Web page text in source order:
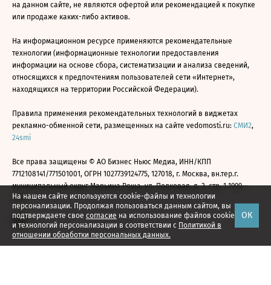
На нашем сайте используются cookie-файлы и технологии
персонализации. Продолжая пользоваться данным сайтом, вы
подтверждаете свое согласие на использование файлов cookie
и технологий персонализации в соответствии с Политикой в
отношении обработки персональных данных.
ОК
на данном сайте, не являются офертой или рекомендацией к покупке
или продаже каких-либо активов.
На информационном ресурсе применяются рекомендательные
технологии (информационные технологии предоставления
информации на основе сбора, систематизации и анализа сведений,
относящихся к предпочтениям пользователей сети «Интернет»,
находящихся на территории Российской Федерации).
Правила применения рекомендательных технологий в виджетах
рекламно-обменной сети, размещенных на сайте vedomosti.ru: СМИ2,
24smi
Все права защищены © АО Бизнес Ньюс Медиа, ИНН/КПП
7712108141/771501001, ОГРН 1027739124775, 127018, г. Москва, вн.тер.г.
муниципальный округ Марьина Роща, ул. Полковая, д. 3, стр. 1 1999—
2026